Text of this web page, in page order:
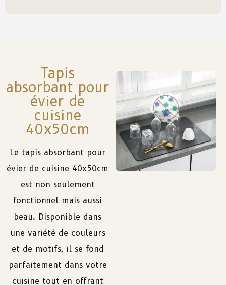
Tapis
absorbant pour
évier de
cuisine
40x50cm
Le tapis absorbant pour
évier de cuisine 40x50cm
est non seulement
fonctionnel mais aussi
beau. Disponible dans
une variété de couleurs
et de motifs, ilse fond
parfaitement dansvotre
cuisine tout en offrant